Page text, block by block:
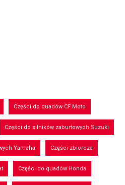
Części do quadów CF Moto
Części do silników zaburtowych Suzuki
Yamaha Części zbiorcza
Części do quadów Honda